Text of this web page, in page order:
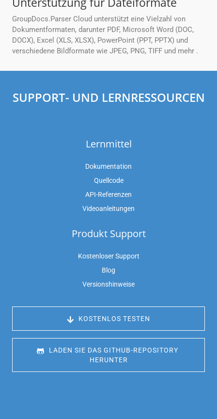
GroupDocs.Parser Cloud unterstützt eine Vielzahl von
Dokumentformaten, darunter PDF, Microsoft Word (DOC,
DOCX), Excel (XLS, XLSX), PowerPoint (PPT, PPTX) und
verschiedene Bildformate wie JPEG, PNG, TIFF und mehr .
SUPPORT- UND LERNRESSOURCEN
Lernmittel
Dokumentation
Quellcode
API-Referenzen
Videoanleitungen
Produkt Support
Kostenloser Support
Blog
Versionshinweise
KOSTENLOS TESTEN
LADEN SIE DAS GITHUB-REPOSITORY
HERUNTER